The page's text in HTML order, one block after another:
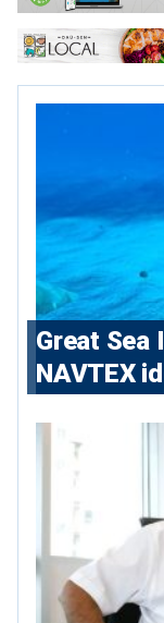
Great Sea
NAVTEX